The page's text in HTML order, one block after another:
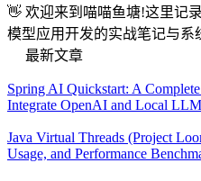
👋 欢迎来到喵喵鱼塘!这里记
模型应用开发的实战笔记与系
最新文章
Spring AI Quickstart: A
Integrate OpenAI and Local
Java Virtual Threads (Project
Usage, and Performance